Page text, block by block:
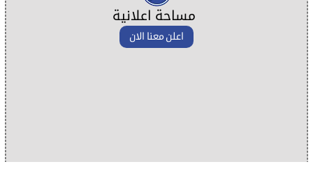
مساحة اعلانية
اعلن معنا الان